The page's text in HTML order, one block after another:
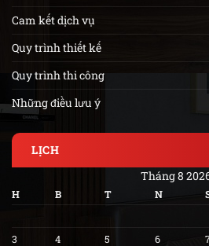
Cam kết dịch vụ
Quy trình thiết kế
Quy trình thi công
Những điều lưu ý
LỊCH
Tháng 8
H B T N
3
4 5 6